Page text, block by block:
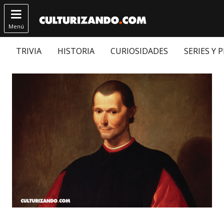

Menú
TRIVIA HISTORIA CURIOSIDADES SERIES Y